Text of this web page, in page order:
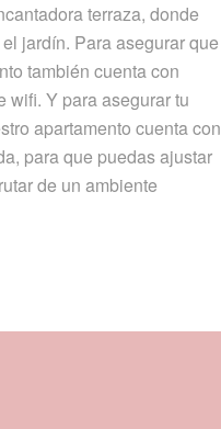
terraza, donde
jardín. Para asegurar que
también cuenta con
wifi. Y para asegurar tu
apartamento cuenta con
para que puedas ajustar
de un ambiente